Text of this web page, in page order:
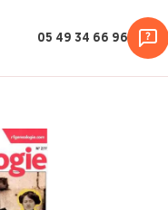
05 49 34 66 96